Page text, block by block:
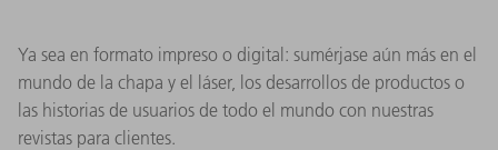
Ya sea en formato impreso o digital: sumérjase aún más en el
mundo de la chapa y el láser, los desarrollos de productos o
las historias de usuarios de todo el mundo con nuestras
revistas para clientes.